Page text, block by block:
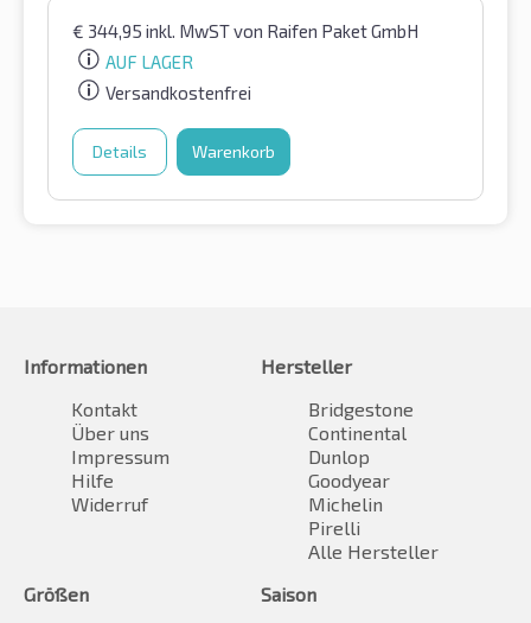
€ 344,95 inkl. MwSTvon Raifen Paket GmbH
AUF LAGER
Versandkostenfrei
Details Warenkorb
Informationen
Kontakt
Über uns
Impressum
Hilfe
Widerruf
Hersteller
Bridgestone
Continental
Dunlop
Goodyear
Michelin
Pirelli
Alle Hersteller
Größen
Saison